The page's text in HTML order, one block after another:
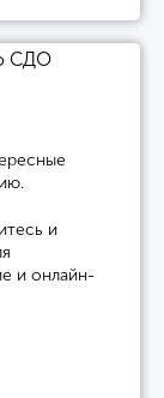
и
и онлайн-